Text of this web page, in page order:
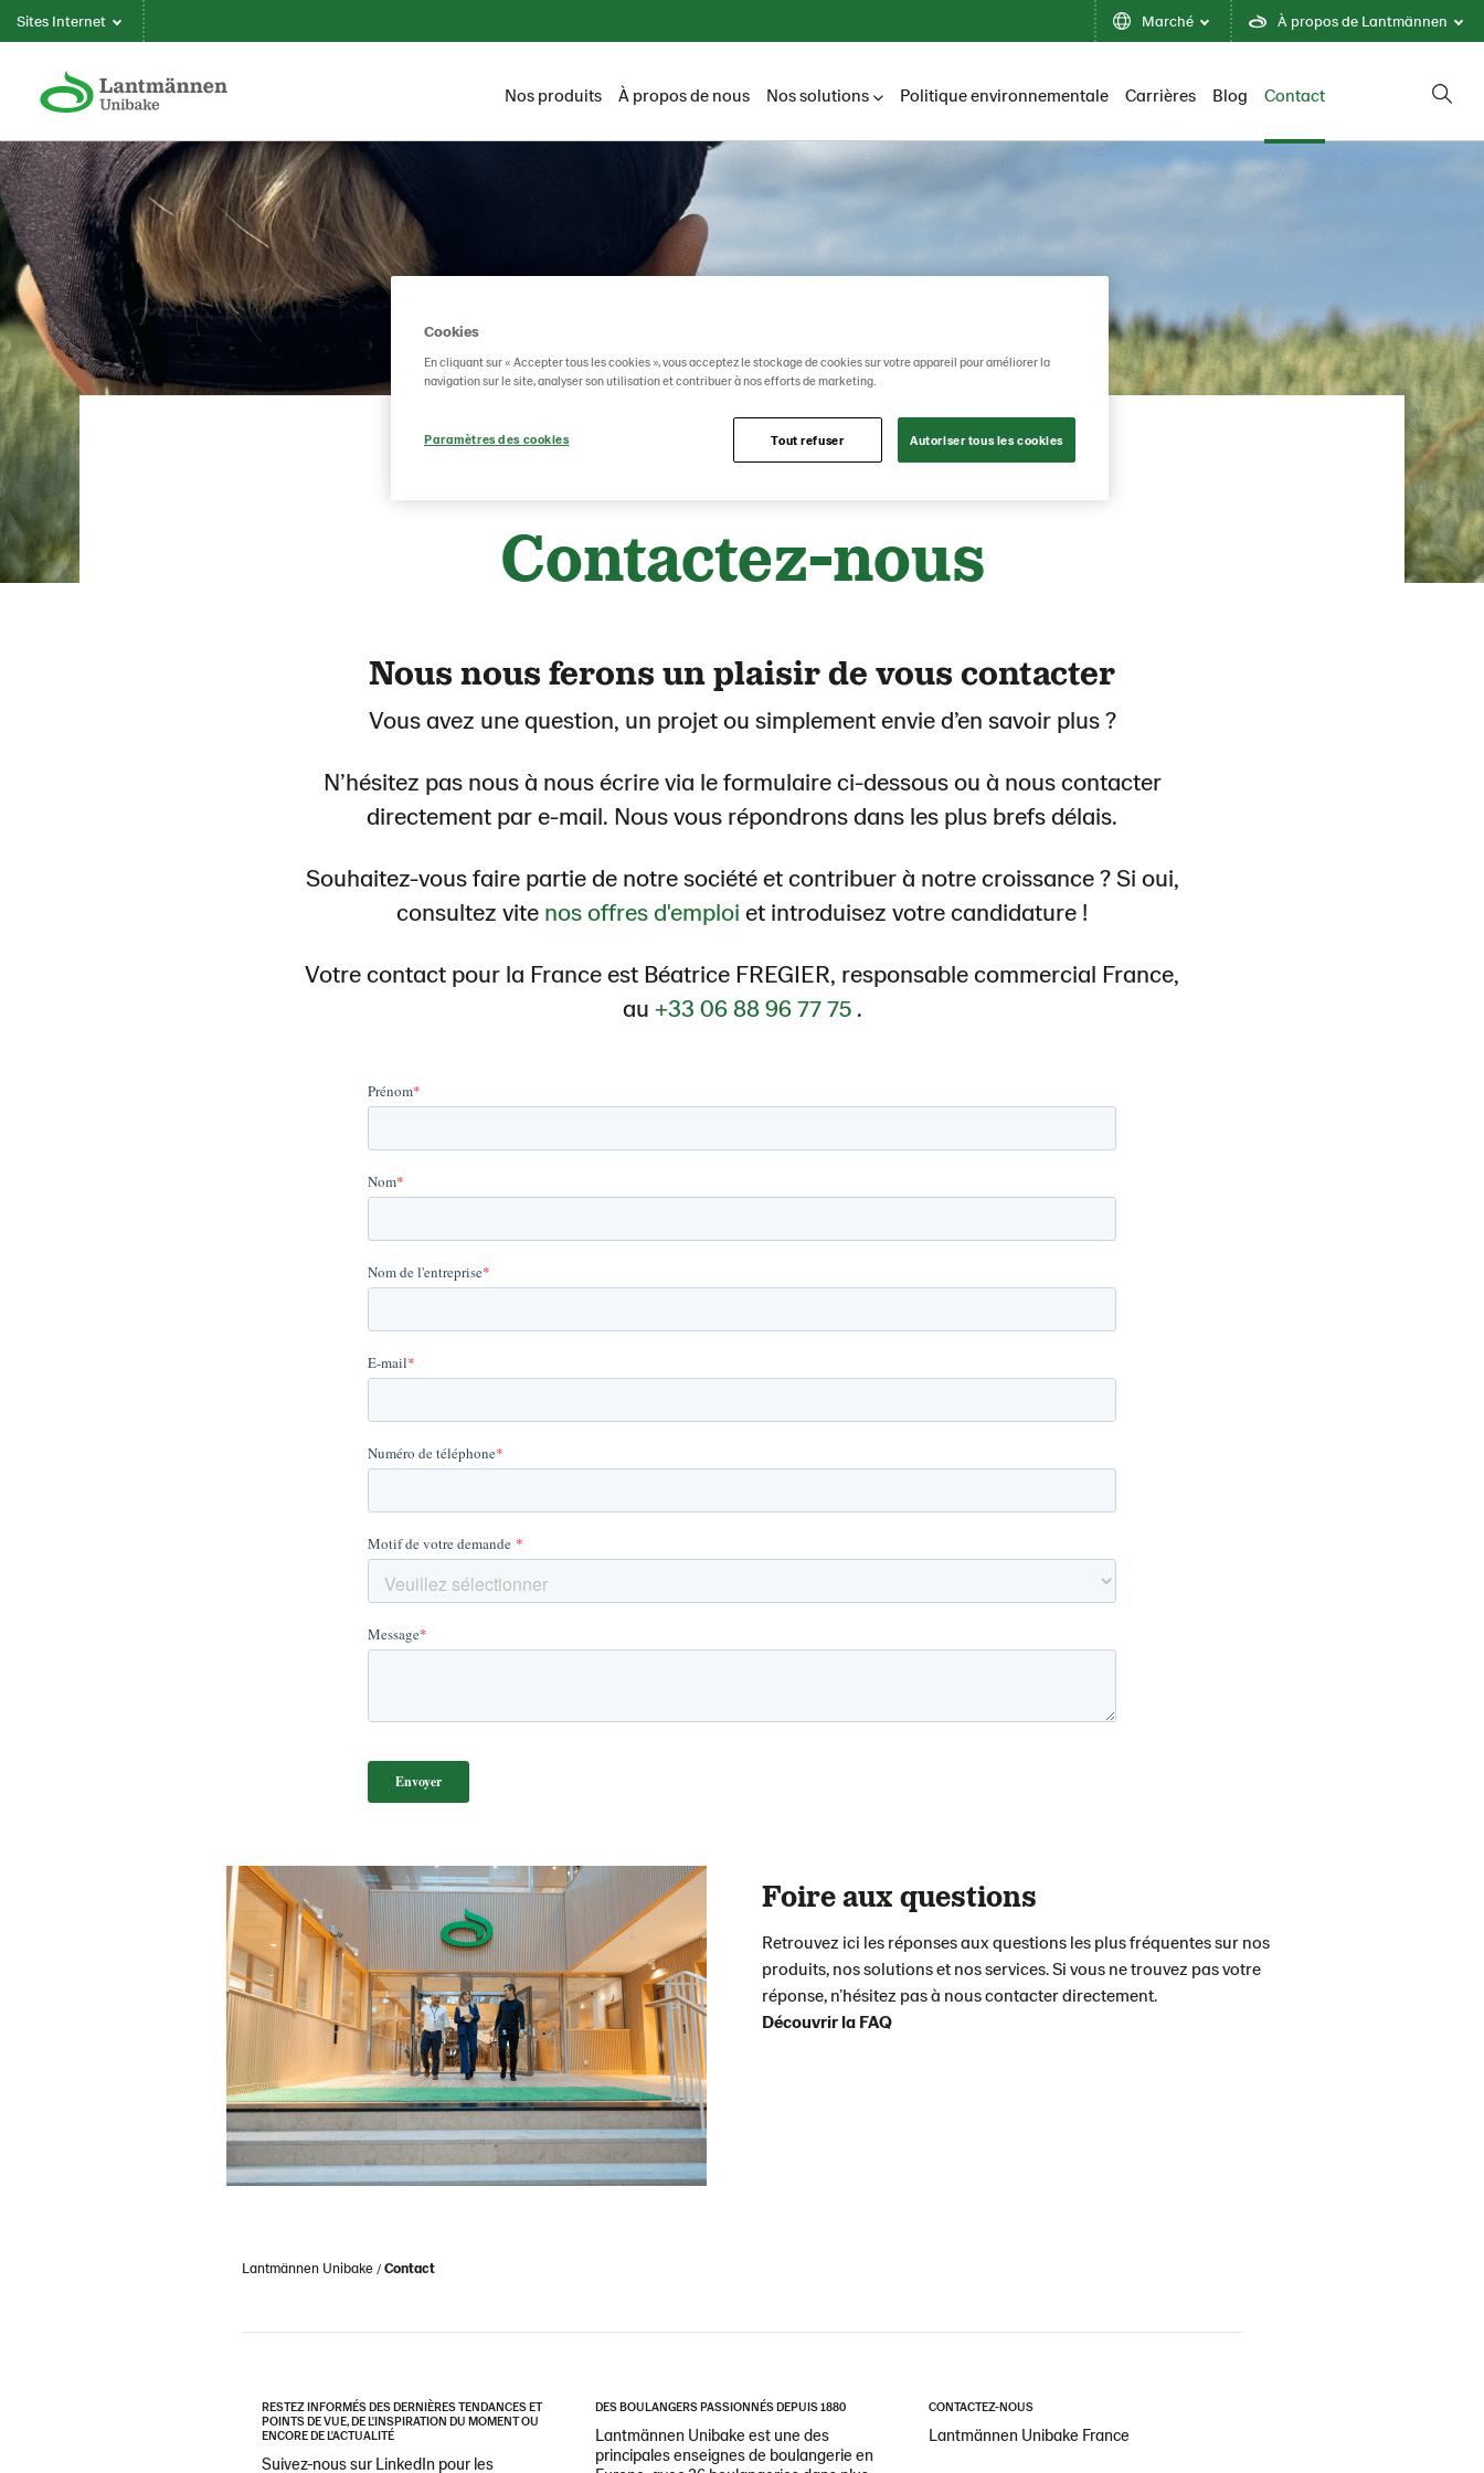
Sites Internet Marché À propos de Lantmännen
Nos produits À propos de nous Nos solutions Politique environnementale Carrières Blog Contact
Contactez-nous
Nous nous ferons un plaisir de vous contacter
Vous avez une question, un projet ou simplement envie d’en savoir plus ?
N’hésitez pas nous à nous écrire via le formulaire ci-dessous ou à nous contacter
directement par e-mail. Nous vous répondrons dans les plus brefs délais.
Souhaitez-vous faire partie de notre société et contribuer à notre croissance ? Si oui,
consultez vite nos offres d'emploi et introduisez votre candidature !
Votre contact pour la France est Béatrice FREGIER, responsable commercial France,
au +33 06 88 96 77 75.
Foire aux questions
Retrouvez ici les réponses aux questions les plus fréquentes sur nos
produits, nos solutions et nos services. Si vous ne trouvez pas votre
réponse, n’hésitez pas à nous contacter directement.
Découvrir la FAQ
Lantmännen Unibake Contact
RESTEZ INFORMÉS DES DERNIÈRES TENDANCES ET
POINTS DE VUE, DE L'INSPIRATION DU MOMENT OU
ENCORE DE L'ACTUALITÉ
Suivez-nous sur LinkedIn pour les
DES BOULANGERS PASSIONNÉS DEPUIS 1880
Lantmännen Unibake est une des
principales enseignes de boulangerie en
CONTACTEZ-NOUS
Lantmännen Unibake France
Cookies
En cliquant sur « Accepter tous les cookies », vous acceptez le stockage de cookies sur votre appareil pour améliorer la
navigation sur le site, analyser son utilisation et contribuer à nos efforts de marketing.
Paramètres des cookies Tout refuser Autoriser tous les cookies